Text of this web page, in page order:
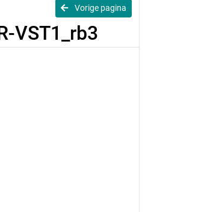
Vorige pagina
VST1_rb3